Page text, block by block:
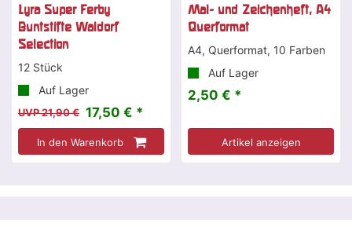
Lyra Super Ferby
Buntstifte Waldorf
Selection
12 Stück
Auf Lager
UVP 21,90 € 17,50 € *
In den Warenkorb
Mal- und Zeichenheft, A4
Querformat
A4, Querformat, 10 Farben
Auf Lager
2,50 € *
Artikel anzeigen